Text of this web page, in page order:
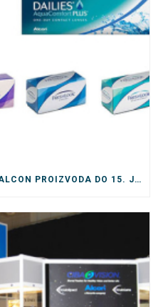
VELEPRODAJNA AKCIJA ALCON PROIZVODA DO 15. JULA